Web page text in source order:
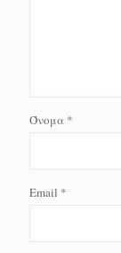
Όνομα *
Email *